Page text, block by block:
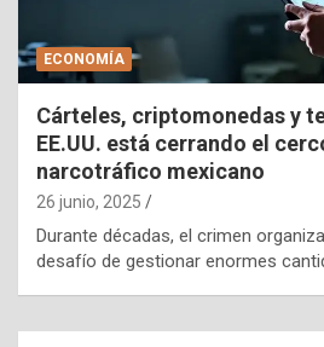
ECONOMÍA
Cárteles, criptomonedas y
EE.UU. está cerrando el
narcotráfico mexicano
26 junio, 2025
Durante décadas, el crimen
desafío de gestionar enormes